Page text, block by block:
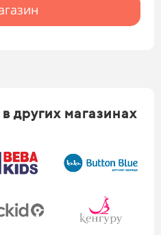
других магазинах